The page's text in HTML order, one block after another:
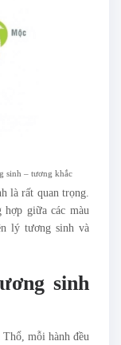
sinh – tương khắc
là rất quan trọng.
giữa các màu
lý tương sinh và
sinh
mỗi hành đều